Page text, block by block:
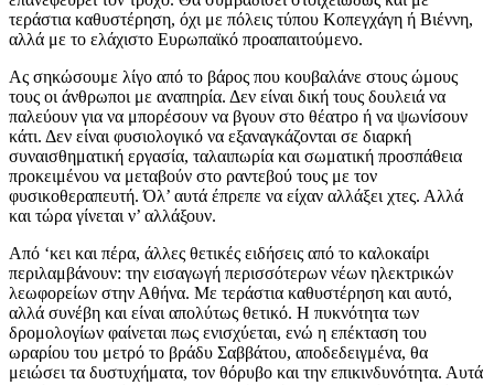
τεράστια καθυστέρηση, όχι με πόλεις τύπου Κοπεγχάγη ή Βιέννη,
αλλά με το ελάχιστο Ευρωπαϊκό προαπαιτούμενο.
Ας σηκώσουμε λίγο από το βάρος που κουβαλάνε στους ώμους
τους οι άνθρωποι με αναπηρία. Δεν είναι δική τους δουλειά να
παλεύουν για να μπορέσουν να βγουν στο θέατρο ή να ψωνίσουν
κάτι. Δεν είναι φυσιολογικό να εξαναγκάζονται σε διαρκή
συναισθηματική εργασία, ταλαιπωρία και σωματική προσπάθεια
προκειμένου να μεταβούν στο ραντεβού τους με τον
φυσικοθεραπευτή. Όλ’ αυτά έπρεπε να είχαν αλλάξει χτες. Αλλά
και τώρα γίνεται ν’ αλλάξουν.
Από ‘κει και πέρα, άλλες θετικές ειδήσεις από το καλοκαίρι
περιλαμβάνουν: την εισαγωγή περισσότερων νέων ηλεκτρικών
λεωφορείων στην Αθήνα. Με τεράστια καθυστέρηση και αυτό,
αλλά συνέβη και είναι απολύτως θετικό. Η πυκνότητα των
δρομολογίων φαίνεται πως ενισχύεται, ενώ η επέκταση του
ωραρίου του μετρό το βράδυ Σαββάτου, αποδεδειγμένα, θα
μειώσει τα δυστυχήματα, τον θόρυβο και την επικινδυνότητα. Αυτά